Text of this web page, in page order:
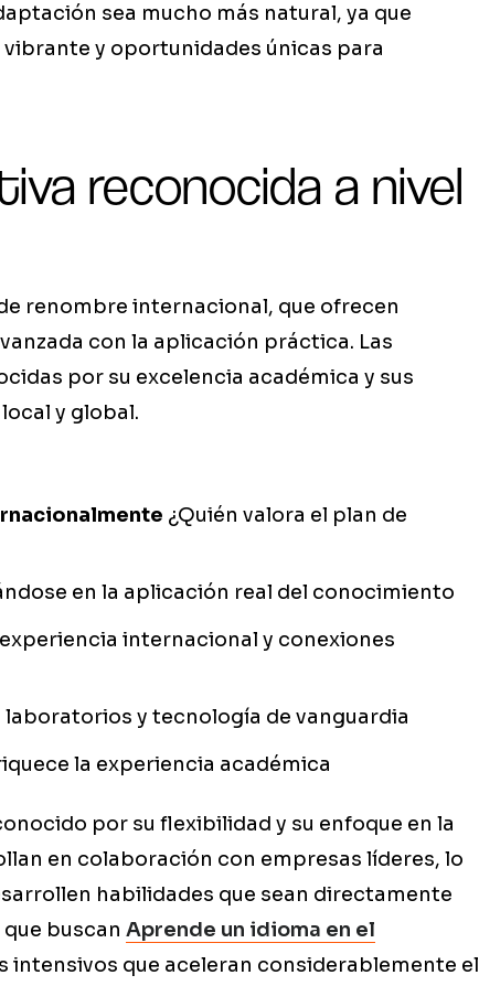
sea mucho más natural, ya que
y oportunidades únicas para
reconocida a nivel
renombre internacional, que ofrecen
con la aplicación práctica. Las
por su excelencia académica y sus
y global.
¿Quién valora el plan de
en la aplicación real del conocimiento
internacional y conexiones
laboratorios y tecnología de vanguardia
la experiencia académica
por su flexibilidad y su enfoque en la
en colaboración con empresas líderes, lo
habilidades que sean directamente
buscan Aprende un idioma en el
intensivos que aceleran considerablemente el